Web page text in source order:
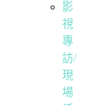
影
視
專
訪/
現
場